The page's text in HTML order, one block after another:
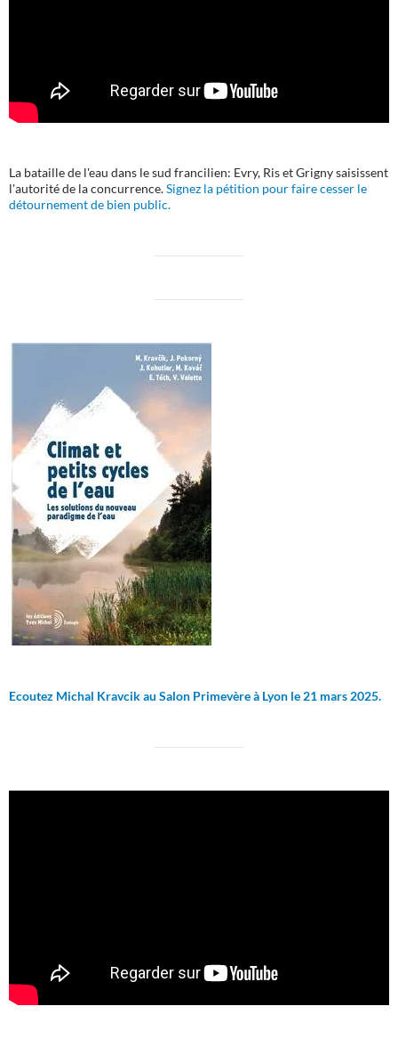
La bataille de l'eau dans le sud francilien: Evry, Ris et Grigny saisissent
l'autorité de la concurrence.Signez la pétition pour faire cesser le
détournement de bien public.
Ecoutez Michal Kravcik au Salon Primevère à Lyon le 21 mars 2025.